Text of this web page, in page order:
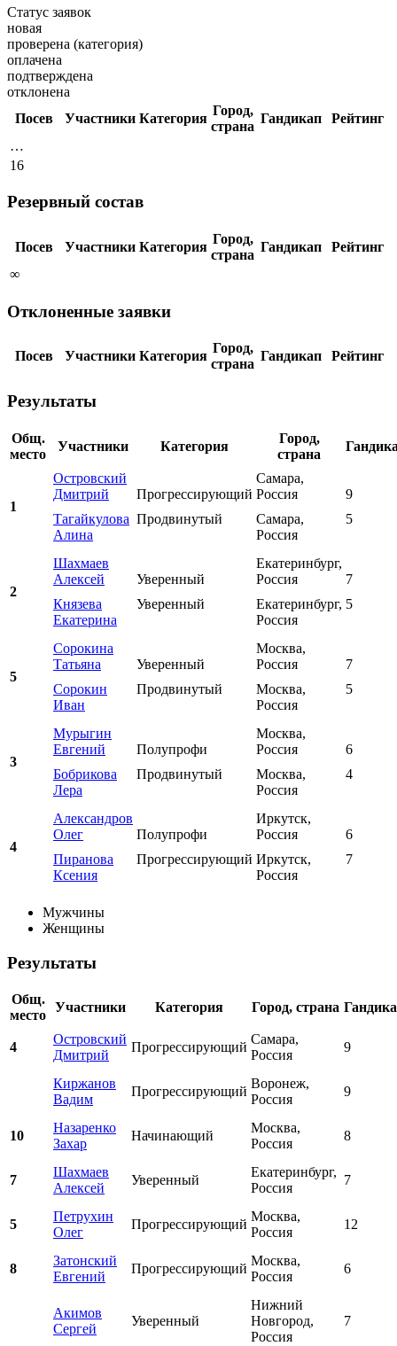
Статус заявок
новая
проверена (категория)
оплачена
подтверждена
отклонена
Посев
Участники Категория
Город,
страна
Гандикап
Рейтинг
…
16
Резервный состав
Посев Участники Категория
Город,
страна
Гандикап
Рейтинг
∞
Отклоненные заявки
Посев Участники Категория
Город,
страна
Гандикап Рейтинг
Результаты
Общ.
место
Участники Категория
Город,
страна
1
Островский
Дмитрий
Тагайкулова
Алина
Прогрессирующий
Продвинутый
Самара,
Россия
Самара,
Россия
9
5
2
Шахмаев
Алексей
Князева
Екатерина
Уверенный
Уверенный
Екатеринбург,
Россия
Екатеринбург,
Россия
7
5
5
Сорокина
Татьяна
Сорокин
Иван
Уверенный
Продвинутый
Москва,
Россия
Москва,
Россия
7
5
3
Мурыгин
Евгений
Бобрикова
Лера
Полупрофи
Продвинутый
Москва,
Россия
Москва,
Россия
6
4
4
Александров
Олег
Пиранова
Ксения
Полупрофи
Прогрессирующий
Иркутск,
Россия
Иркутск,
Россия
6
7
Мужчины
Женщины
Результаты
Общ.
место
Участники Категория Город, страна
4
Островский
Дмитрий
Прогрессирующий
Самара,
Россия
9
Киржанов
Вадим
Прогрессирующий
Воронеж,
Россия
9
10
Назаренко
Захар
Начинающий
Москва,
Россия
8
7
Шахмаев
Алексей
Уверенный
Екатеринбург,
Россия
7
5
Петрухин
Олег
Прогрессирующий
Москва,
Россия
12
8
Затонский
Евгений
Прогрессирующий
Москва,
Россия
6
Акимов
Сергей
Уверенный
Нижний
Новгород,
Россия
7